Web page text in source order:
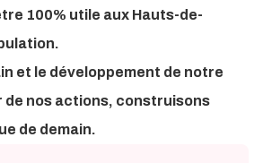
100% utile aux Hauts-de-
et le développement de notre
nos actions, construisons
de demain.